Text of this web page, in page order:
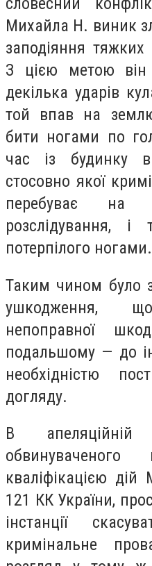
Михайла Н. виник
заподіяння
З цією метою він
декілька ударів
той впав на
бити ногами по
час із будинку
стосовно якої
перебуває на
розслідування,
потерпілого ногами.
Таким чином було
ушкодження,
непоправної
подальшому — до
необхідністю
догляду.
В апеляційній
кваліфікацією
121 КК України,
інстанції
кримінальне